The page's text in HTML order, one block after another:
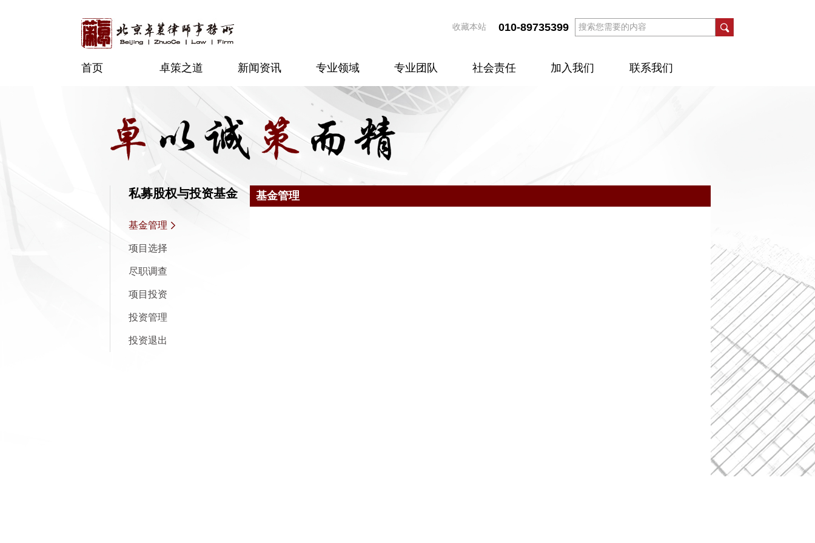
收藏本站 010-89735399
首页 卓策之道 新闻资讯 专业领域 专业团队 社会责任 加入我们 联系我们
私募股权与投资基金
基金管理
项目选择
尽职调查
项目投资
投资管理
投资退出
基金管理